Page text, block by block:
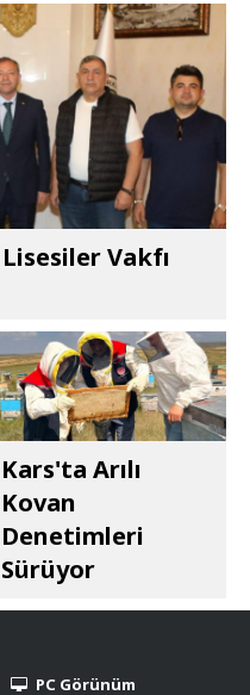
Vakfı
Kars'ta Arılı
Kovan
Denetimleri
Sürüyor
PC Görünüm